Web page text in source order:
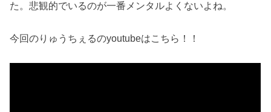
た。悲観的でいるのが一番メンタルよくないよね。
今回のりゅうちぇるのyoutubeはこちら！！